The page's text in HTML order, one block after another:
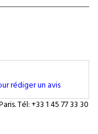
rédiger un avis
Tél: +33 1 45 77 33 30